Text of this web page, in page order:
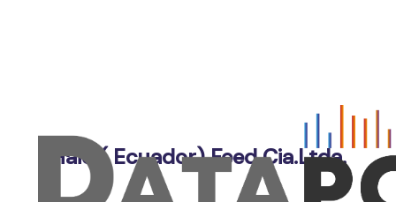
Haid ( Ecuador) Feed Cia.ltda.